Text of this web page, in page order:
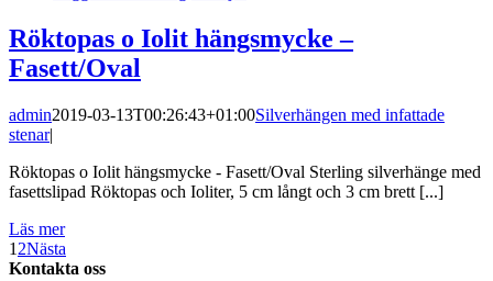
Röktopas o Iolit hängsmycke –
Fasett/Oval
admin2019-03-13T00:26:43+01:00Silverhängen med infattade
stenar|
Röktopas o Iolit hängsmycke - Fasett/Oval Sterling silverhänge med
fasettslipad Röktopas och Ioliter, 5 cm långt och 3 cm brett [...]
Läs mer
1 2Nästa
Kontakta oss